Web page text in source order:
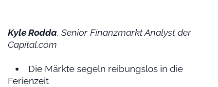
Kyle Rodda, Senior Finanzmarkt Analyst der
Capital.com
Die Märkte segeln reibungslos in die
Ferienzeit